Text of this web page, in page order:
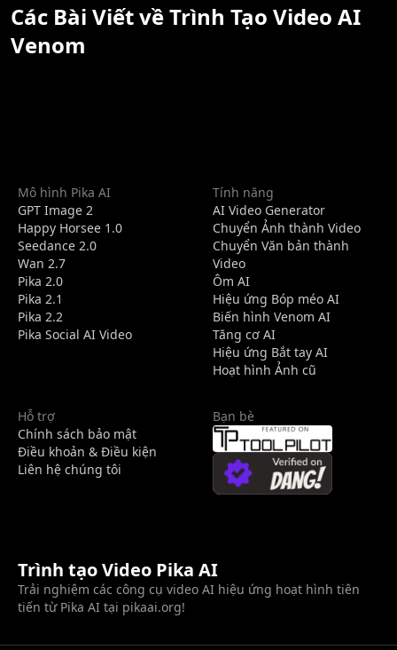
Các Bài Viết về Trình Tạo Video AI
Venom
Mô hình Pika AI
GPT Image 2
Happy Horsee 1.0
Seedance 2.0
Wan 2.7
Pika 2.0
Pika 2.1
Pika 2.2
Pika Social AI Video
Tính năng
AI Video Generator
Chuyển Ảnh thành Video
Chuyển Văn bản thành
Video
Ôm AI
Hiệu ứng Bóp méo AI
Biến hình Venom AI
Tăng cơ AI
Hiệu ứng Bắt tay AI
Hoạt hình Ảnh cũ
Hỗ trợ
Chính sách bảo mật
Điều khoản & Điều kiện
Liên hệ chúng tôi
Bạn bè
Trình tạo Video Pika AI
Trải nghiệm các công cụ video AI hiệu ứng hoạt hình tiên
tiến từ Pika AI tại pikaai.org!